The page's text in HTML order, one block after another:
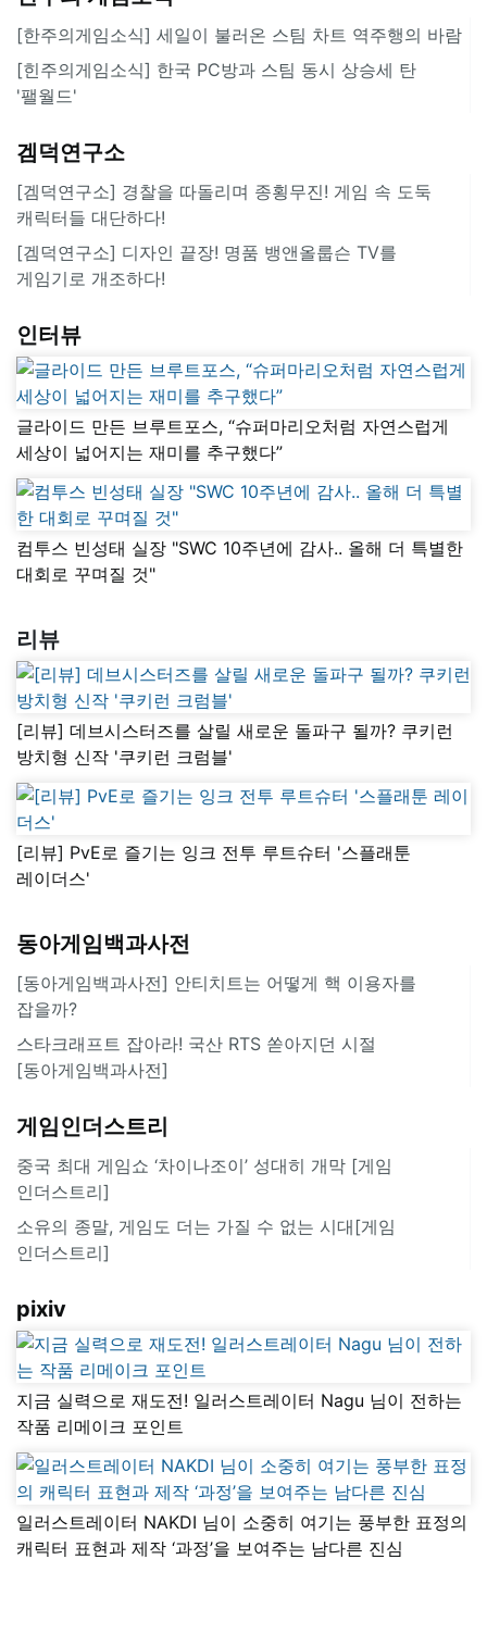
[한주의게임소식] 세일이 불러온 스팀 차트 역주행의 바람
[힌주의게임소식] 한국 PC방과 스팀 동시 상승세 탄
'팰월드'
겜덕연구소
[겜덕연구소] 경찰을 따돌리며 종횡무진! 게임 속 도둑
캐릭터들 대단하다!
[겜덕연구소] 디자인 끝장! 명품 뱅앤올룹슨 TV를
게임기로 개조하다!
인터뷰
글라이드 만든 브루트포스, “슈퍼마리오처럼 자연스럽게
세상이 넓어지는 재미를 추구했다”
컴투스 빈성태 실장 "SWC 10주년에 감사.. 올해 더 특별한
대회로 꾸며질 것"
리뷰
[리뷰] 데브시스터즈를 살릴 새로운 돌파구 될까? 쿠키런
방치형 신작 '쿠키런 크럼블'
[리뷰] PvE로 즐기는 잉크 전투 루트슈터 '스플래툰
레이더스'
동아게임백과사전
[동아게임백과사전] 안티치트는 어떻게 핵 이용자를
잡을까?
스타크래프트 잡아라! 국산 RTS 쏟아지던 시절
[동아게임백과사전]
게임인더스트리
중국 최대 게임쇼 ‘차이나조이’ 성대히 개막 [게임
인더스트리]
소유의 종말, 게임도 더는 가질 수 없는 시대[게임
인더스트리]
pixiv
지금 실력으로 재도전! 일러스트레이터 Nagu 님이 전하는
작품 리메이크 포인트
일러스트레이터 NAKDI 님이 소중히 여기는 풍부한 표정의
캐릭터 표현과 제작 ‘과정’을 보여주는 남다른 진심